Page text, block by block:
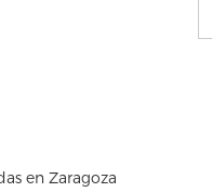
en Zaragoza